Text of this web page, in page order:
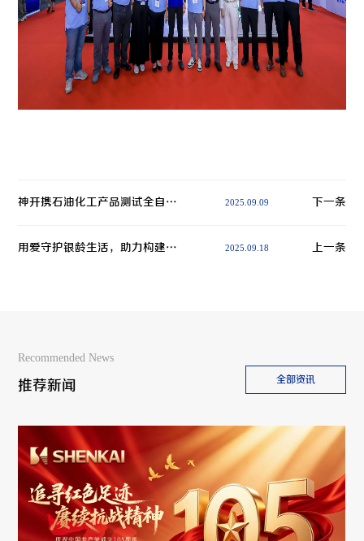
神开携石油化工产品测试全自动解决方案，诚邀您相聚北京2025 BCEIA分析仪器展 2025.09.09 下一条
用爱守护银龄生活，助力构建温暖社区——神开以公益行动践行ESG发展理念 2025.09.18 上一条
Recommended News
推荐新闻 全部资讯